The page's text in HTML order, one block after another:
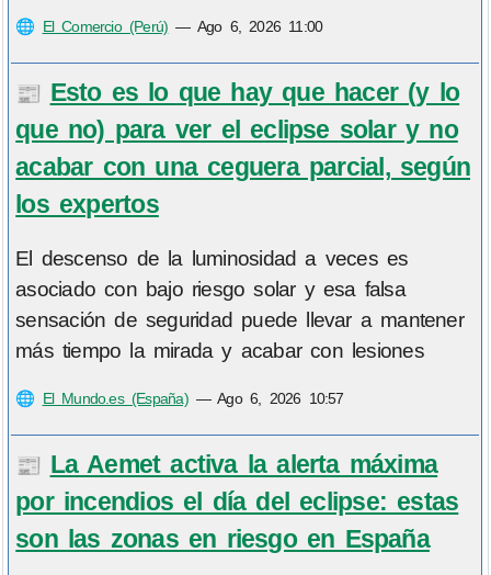
🌐 El Comercio (Perú) — Ago 6, 2026 11:00
📰 Esto es lo que hay que hacer (y lo
que no) para ver el eclipse solar y no
acabar con una ceguera parcial, según
los expertos
El descenso de la luminosidad a veces es
asociado con bajo riesgo solar y esa falsa
sensación de seguridad puede llevar a mantener
más tiempo la mirada y acabar con lesiones
🌐 El Mundo.es (España)—Ago 6, 2026 10:57
📰 La Aemet activa la alerta máxima
por incendios el día del eclipse: estas
son las zonas en riesgo en España